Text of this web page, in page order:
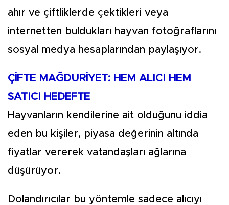
ahır ve çiftliklerde çektikleri veya
internetten buldukları hayvan fotoğraflarını
sosyal medya hesaplarından paylaşıyor.
ÇİFTE MAĞDURİYET: HEM ALICI HEM
SATICI HEDEFTE
Hayvanların kendilerine ait olduğunu iddia
eden bu kişiler, piyasa değerinin altında
fiyatlar vererek vatandaşları ağlarına
düşürüyor.
Dolandırıcılar bu yöntemle sadece alıcıyı